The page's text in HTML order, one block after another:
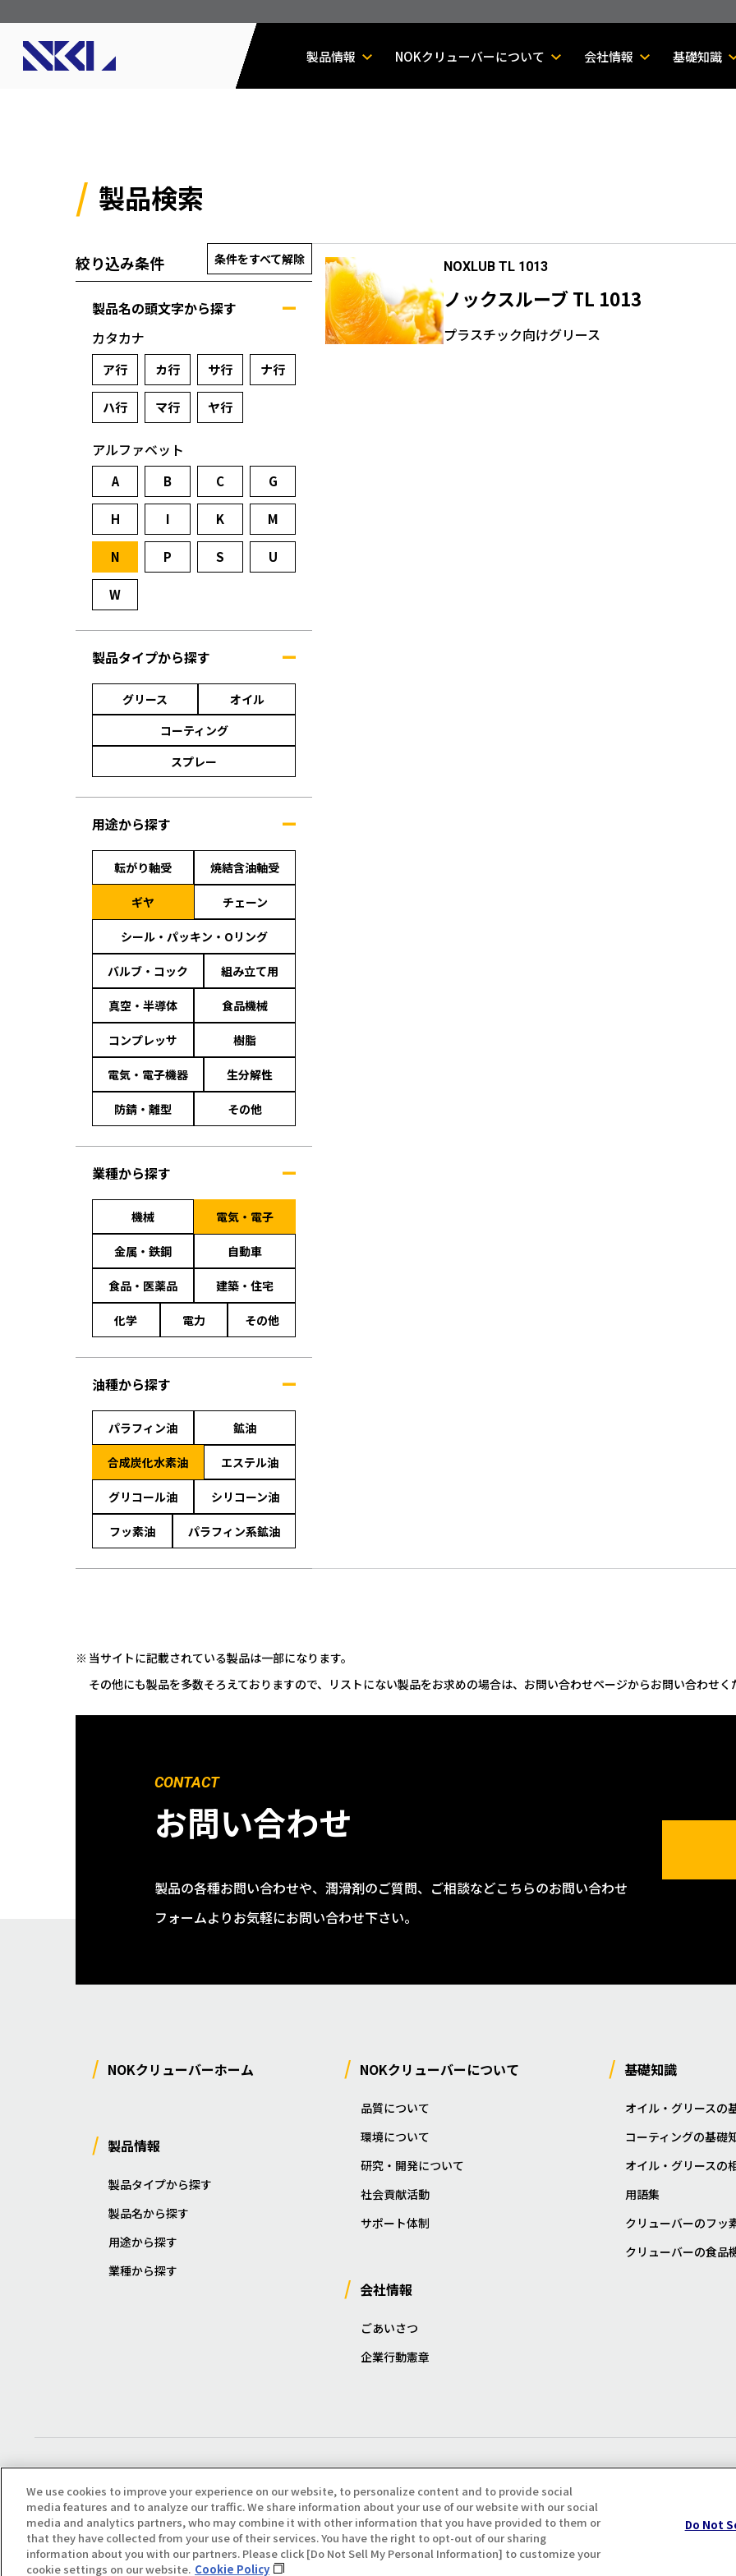
製品情報 NOKクリューバーについて 会社情報 基礎知識
製品検索
絞り込み条件 条件をすべて解除
製品名の頭文字から探す
カタカナ
ア行 カ行 サ行 ナ行
ハ行 マ行 ヤ行
アルファベット
A B C G
H I K M
N P S U
W
製品タイプから探す
グリース
オイル
コーティング
スプレー
用途から探す
転がり軸受 焼結含油軸受
ギヤ チェーン
シール・パッキン・Oリング
バルブ・コック 組み立て用
真空・半導体 食品機械
コンプレッサ 樹脂
電気・電子機器 生分解性
防錆・離型 その他
業種から探す
機械 電気・電子
金属・鉄鋼 自動車
食品・医薬品 建築・住宅
化学 電力 その他
油種から探す
パラフィン油 鉱油
合成炭化水素油 エステル油
グリコール油 シリコーン油
フッ素油 パラフィン系鉱油
NOXLUB TL 1013
ノックスルーブ TL 1013
プラスチック向けグリース
当サイトに記載されている製品は一部になります。
その他にも製品を多数そろえておりますので、リストにない製品をお求めの場合は、お問い合わせページからお問い合わせく
CONTACT
お問い合わせ
製品の各種お問い合わせや、潤滑剤のご質問、ご相談などこちらのお問い合わせ
フォームよりお気軽にお問い合わせ下さい。
NOKクリューバーホーム
製品情報
製品タイプから探す
製品名から探す
用途から探す
業種から探す
NOKクリューバーについて
品質について
環境について
研究・開発について
社会貢献活動
サポート体制
会社情報
ごあいさつ
企業行動憲章
基礎知識
オイル・グリースの
コーティングの基礎
オイル・グリースの
用語集
クリューバーのフッ
クリューバーの食品
プライバシー・クッキーポリシ
Copyright(C) All Right Reserved. Producted by NOK KLÜBER CO., LTD.
We use cookies to improve your experience on our website, to personalize content and to provide social
media features and to analyze our traffic. We share information about your use of our website with our social
media and analytics partners, who may combine it with other information that you have provided to them or
that they have collected from your use of their services. You have the right to opt-out of our sharing
information about you with our partners. Please click [Do Not Sell My Personal Information] to customize your
cookie settings on our website. Cookie Policy
Do Not